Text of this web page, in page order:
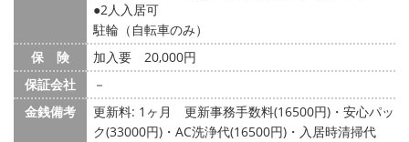
2人入居可
駐輪（自転車のみ）
保 険
加入要 20,000円
保証会社
－
金銭備考
更新料: 1ヶ月
更新事務手数料(16500円)・安心パッ
ク(33000円)・AC洗浄代(16500円)・入居時清掃代